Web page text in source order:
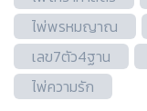
ไพ่พรหมญาณ
เลข7ตัว4ฐาน
ไพ่ความรัก